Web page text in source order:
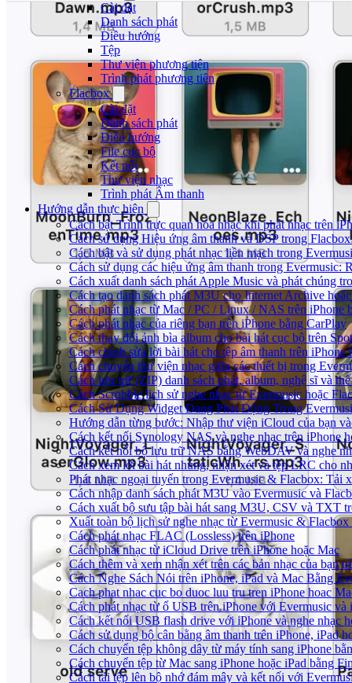
Cài đặt
Danh sách phát
Điều hướng
Tệp
Thư viện phương tiện
Trình phát phương tiện
Flacbox
Cài đặt
Danh sách phát
Điều hướng
File cục bộ
Kết nối
Thư viện nhạc
Trình phát Âm thanh
Hướng dẫn thực hiện
Cách bật Trình trực quan hóa nhạc khi phát nhạc trên
Cách sử dụng Hiệu ứng âm thanh và DSP trong
Cách bật và sử dụng phát nhạc liền mạch trong
Cách sử dụng các hiệu ứng âm thanh trong Evermusic:
Cách xuất danh sách phát Apple Music và phát chúng
Cách tạo danh sách phát M3U cho Internet Archive
Cách phát nhạc từ Mac / PC / Linux / NAS trên
Cách phát nhạc của riêng bạn trên iPhone bằng CarPlay
Cách thay đổi ảnh bìa album cho bài hát cục bộ trên
Cách chỉnh sửa lời bài hát cho tệp âm thanh trên
Cách chuyển thư viện nhạc giữa các thiết bị trong
Cách lưu trữ (ZIP) danh sách phát, album, nghệ sĩ và
Cách Scrobble lịch sử nghe nhạc từ Evermusic hoặc
Cách Sử Dụng Widget Đang Phát Động Trong
Hướng dẫn từng bước: Nhập thư viện iCloud của bạn
Cách kết nối Synology NAS và nghe nhạc trên iPhone
Cách kết nối bộ lưu trữ NAS bằng WebDAV và nghe
Cách xem lời bài hát nhúng, nhận xét và tệp LRC cho
Phát nhạc ngoại tuyến trong Evermusic & Flacbox: Tải
Cách nhập danh sách phát M3U vào Evermusic và
Cách xuất bộ sưu tập bài hát sang M3U, CSV và TXT
Xuất toàn bộ lịch sử nghe nhạc từ Evermusic & Flacbox
Cách phát nhạc FLAC (Lossless) trên iPhone
Cách phát nhạc từ iCloud Drive trên iPhone hoặc Mac
Cách thêm và xem nhận xét trên các bản nhạc của bạn
Cách Nghe Sách Nói trên iPhone, iPad và Mac Bằng
Cach phat nhac cuc bo duoc luu tru tren iPhone hoac
Cách phát nhạc từ ổ USB trên iPhone với Evermusic và
Cách kết nối USB flash drive với iPhone và nghe nhạc
Cách sử dụng bộ cân bằng âm thanh trên iPhone, iPad
Cách chuyển tệp không dây từ máy tính sang iPhone
Cách chuyển tệp từ Mac sang iPhone hoặc iPad bằng
Cách tải tệp lên bộ nhớ đám mây và kết nối với